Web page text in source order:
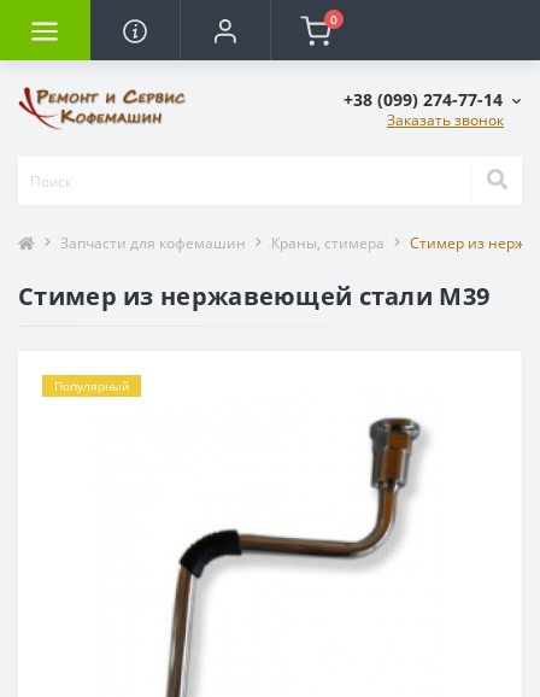
0
+38 (099) 274-77-14
Заказать звонок
Запчасти для кофемашин Краны, стимера Стимер из
Стимер из нержавеющей стали M39
Популярный